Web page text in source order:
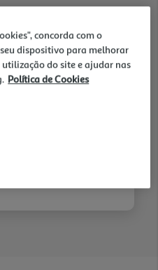
concorda com o
dispositivo para melhorar
do site e ajudar nas
Política de Cookies